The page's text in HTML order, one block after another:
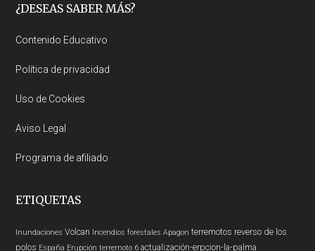
Footer
¿DESEAS SABER MÁS?
Contenido Educativo
Política de privacidad
Uso de Cookies
Aviso Legal
Programa de afiliado
ETIQUETAS
Inundaciones Volcan Incendios forestales Apagon terremotos reverso de los
polos España Erupción terremoto 6 actualización-erpcion-la-palma